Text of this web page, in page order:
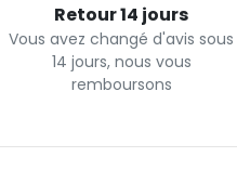
Retour 14 jours
Vous avez changé d'avis sous
14 jours, nous vous
remboursons